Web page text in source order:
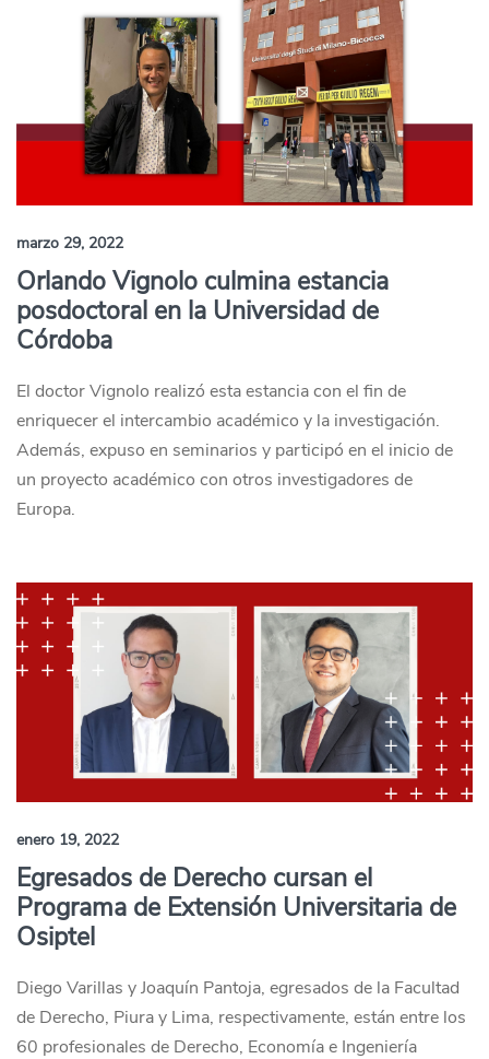
marzo 29, 2022
Orlando Vignolo culmina estancia
posdoctoral en la Universidad de
Córdoba
El doctor Vignolo realizó esta estancia con el fin de
enriquecer el intercambio académico y la investigación.
Además, expuso en seminarios y participó en el inicio de
un proyecto académico con otros investigadores de
Europa.
enero 19, 2022
Egresados de Derecho cursan el
Programa de Extensión Universitaria de
Osiptel
Diego Varillas y Joaquín Pantoja, egresados de la Facultad
de Derecho, Piura y Lima, respectivamente, están entre los
60 profesionales de Derecho, Economía e Ingeniería